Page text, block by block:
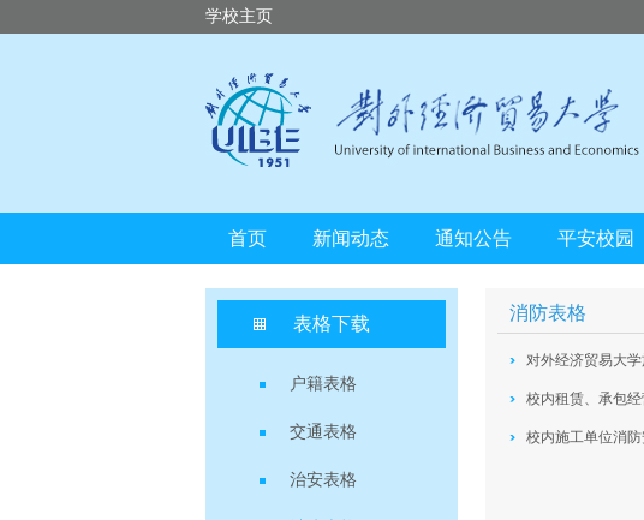
学校主页
首页 新闻动态 通知公告 平安校园
表格下载
户籍表格
交通表格
治安表格
消防表格
对外经济贸易大
校内租赁、承包
校内施工单位消